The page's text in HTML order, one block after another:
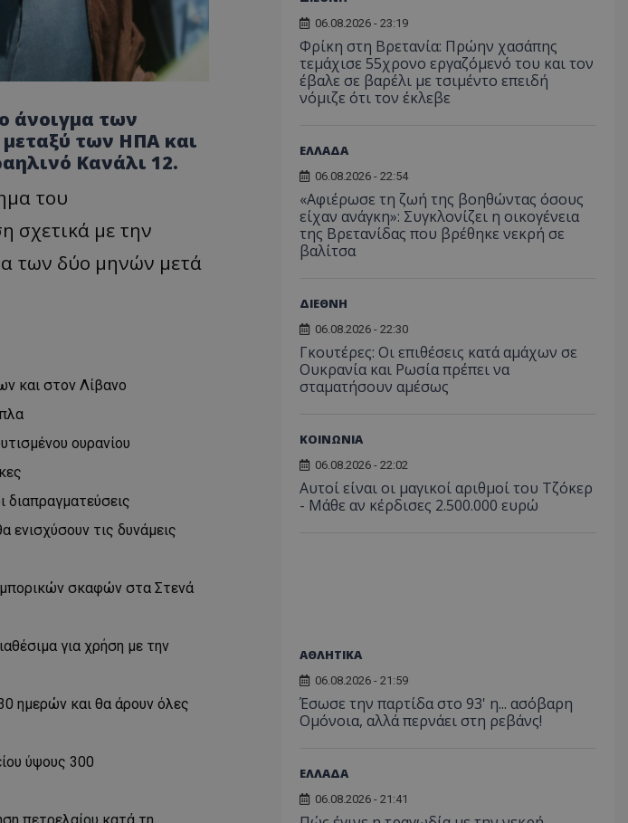
άνοιγμα των
των ΗΠΑ και
Κανάλι 12.
του
σχετικά με την
των δύο μηνών μετά
και στον Λίβανο
ουρανίου
διαπραγματεύσεις
ενισχύσουν τις δυνάμεις
σκαφών στα Στενά
για χρήση με την
ημερών και θα άρουν όλες
ύψους 300
πετρελαίου κατά τη
06.08.2026 - 23:19
Φρίκη στη Βρετανία: Πρώην χασάπης
τεμάχισε 55χρονο εργαζόμενό του και τον
έβαλε σε βαρέλι με τσιμέντο επειδή
νόμιζε ότι τον έκλεβε
ΕΛΛΑΔΑ
06.08.2026 - 22:54
«Αφιέρωσε τη ζωή της βοηθώντας όσους
είχαν ανάγκη»: Συγκλονίζει η οικογένεια
της Βρετανίδας που βρέθηκε νεκρή σε
βαλίτσα
ΔΙΕΘΝΗ
06.08.2026 - 22:30
Γκουτέρες: Οι επιθέσεις κατά αμάχων σε
Ουκρανία και Ρωσία πρέπει να
σταματήσουν αμέσως
ΚΟΙΝΩΝΙΑ
06.08.2026 - 22:02
Αυτοί είναι οι μαγικοί αριθμοί του Τζόκερ
- Μάθε αν κέρδισες 2.500.000 ευρώ
ΑΘΛΗΤΙΚΑ
06.08.2026 - 21:59
Έσωσε την παρτίδα στο 93' η... ασόβαρη
Ομόνοια, αλλά περνάει στη ρεβάνς!
ΕΛΛΑΔΑ
06.08.2026 - 21:41